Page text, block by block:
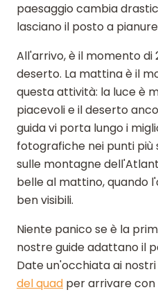
paesaggio cambia
lasciano il posto a
All'arrivo, è il momento
deserto. La mattina è il
questa attività: la luce è
piacevoli e il deserto
guida vi porta lungo i
fotografiche nei punti più
sulle montagne
belle al mattino, quando
ben visibili.
Niente panico se è la
nostre guide adattano il
Date un'occhiata ai nostri
del quad per arrivare con